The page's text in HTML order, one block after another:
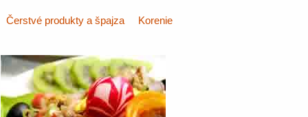
Čerstvé produkty a špajza Korenie